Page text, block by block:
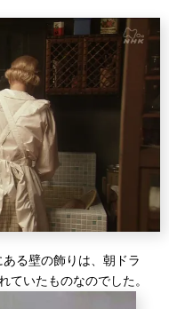
る壁の飾りは、朝ドラ
ていたものなのでした。